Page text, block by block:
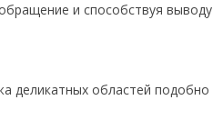
и способствуя выводу
деликатных областей подобно